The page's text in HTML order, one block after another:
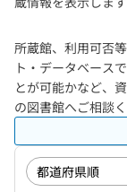
所蔵館、利用可否
ト・データベース
とが可能かなど、
の図書館へご相談